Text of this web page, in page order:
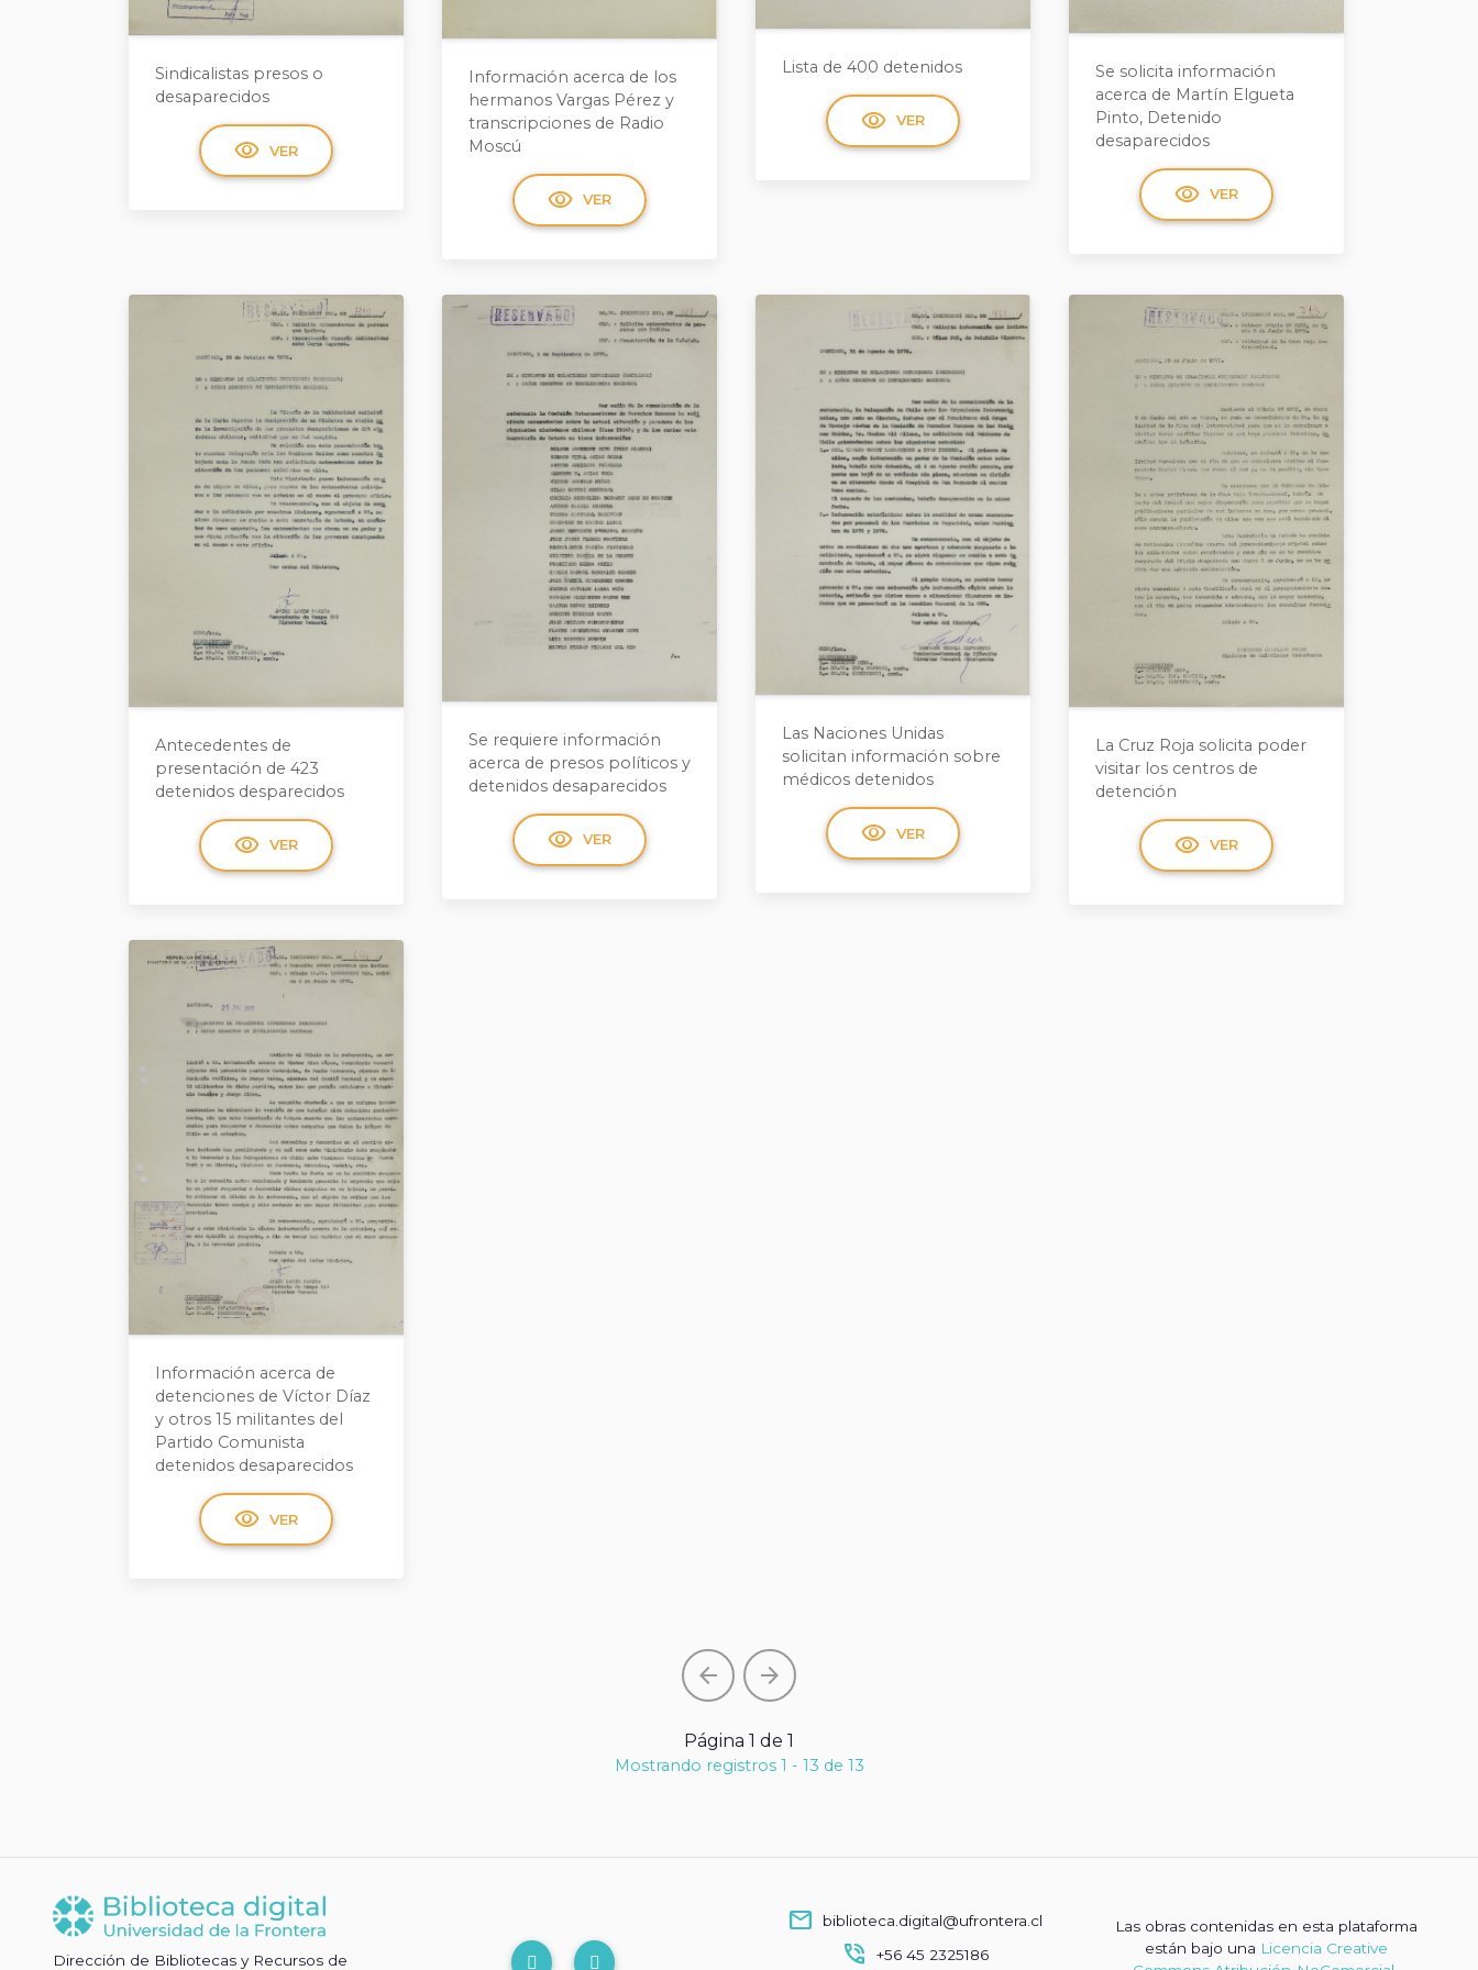
Sindicalistas presos o
desaparecidos
visibility VER
Información acerca de los
hermanos Vargas Pérez y
transcripciones de Radio
Moscú
visibility VER
Lista de 400 detenidos
visibility VER
Se solicita información
acerca de Martín Elgueta
Pinto, Detenido
desaparecidos
visibility VER
Antecedentes de
presentación de 423
detenidos desparecidos
visibility VER
Se requiere información
acerca de presos políticos y
detenidos desaparecidos
visibility VER
Las Naciones Unidas
solicitan información sobre
médicos detenidos
visibility VER
La Cruz Roja solicita poder
visitar los centros de
detención
visibility VER
Información acerca de
detenciones de Víctor Díaz
y otros 15 militantes del
Partido Comunista
detenidos desaparecidos
visibility VER
arrow_back arrow_forward
Página 1 de 1
Mostrando registros 1 - 13 de 13
Dirección de Bibliotecas y Recursos de
mail biblioteca.digital@ufrontera.cl
phone_in_talk +56 45 2325186
Las obras contenidas en esta plataforma
están bajo una Licencia Creative